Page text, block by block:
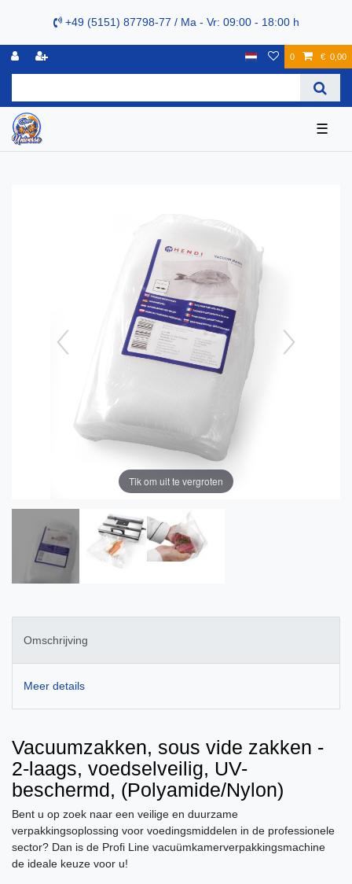
+49 (5151) 87798-77 / Ma - Vr: 09:00 - 18:00 h
0 € 0,00
☰
Tik om uit te vergroten
Omschrijving
Meer details
Vacuumzakken, sous vide zakken -
2-laags, voedselveilig, UV-
beschermd, (Polyamide/Nylon)
Bent u op zoek naar een veilige en duurzame
verpakkingsoplossing voor voedingsmiddelen in de professionele
sector? Dan is de Profi Line vacuümkamerverpakkingsmachine
de ideale keuze voor u!